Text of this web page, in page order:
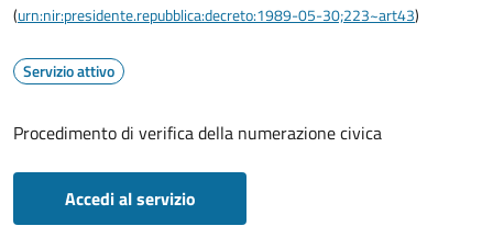
(urn:nir:presidente.repubblica:decreto:1989-05-30;223~art43)
Servizio attivo
Procedimento di verifica della numerazione civica
Accedi al servizio